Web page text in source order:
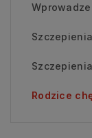
Rodzice